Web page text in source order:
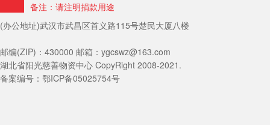
备注：请注明捐款用途
(办公地址)武汉市武昌区首义路115号楚民大厦八楼
邮编(ZIP)：430000 邮箱：ygcswz@163.com
湖北省阳光慈善物资中心 CopyRight 2008-2021.
备案编号：鄂ICP备05025754号